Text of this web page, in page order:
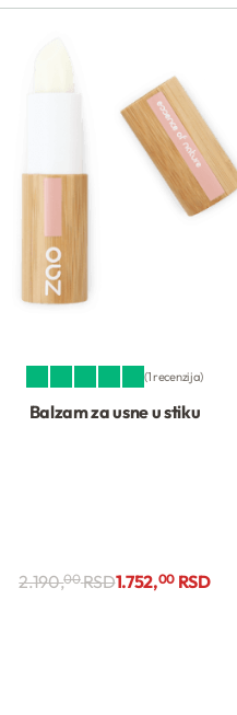
1 recenzija
Balzam za usne u stiku
2.190,00RSD1.752,00 RSD